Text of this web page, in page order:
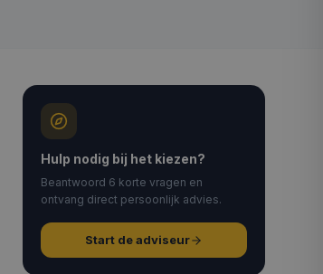
Hulp nodig bij het kiezen?
Beantwoord 6 korte vragen en
ontvang direct persoonlijk advies.
Start de adviseur